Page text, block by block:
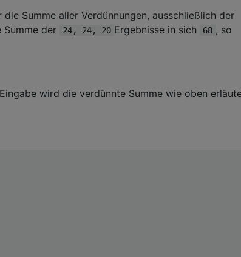
Summe aller Verdünnungen, ausschließlich der
Summe der 24, 24, 20 Ergebnisse in sich 68 , so
wird die verdünnte Summe wie oben